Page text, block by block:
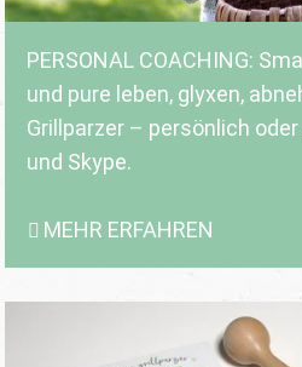
PERSONAL COACHING:
und pure leben, glyxen,
Grillparzer – persönlich
und Skype.
MEHR ERFAHREN